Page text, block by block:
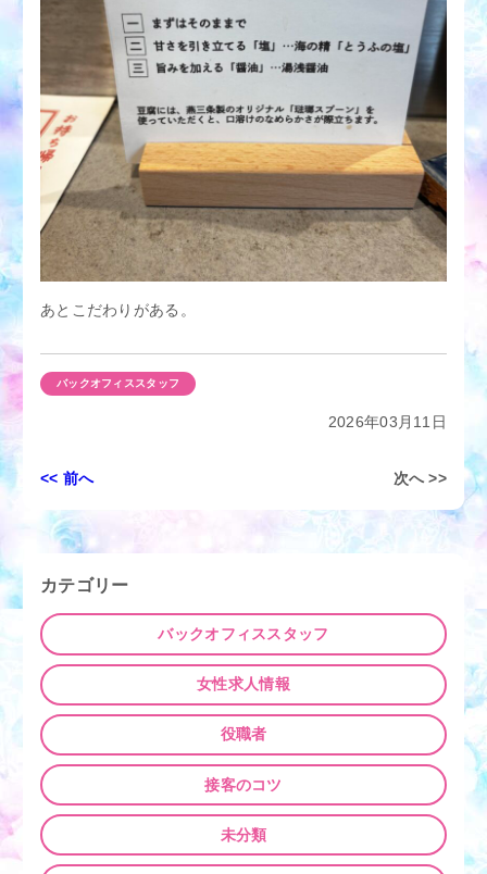
あとこだわりがある。
バックオフィススタッフ
2026年03月11日
投
ナ
ゲ
シ
ョ
ン
<< 前へ 次へ >>
カテゴリー
バックオフィススタッフ
女性求人情報
役職者
接客のコツ
未分類